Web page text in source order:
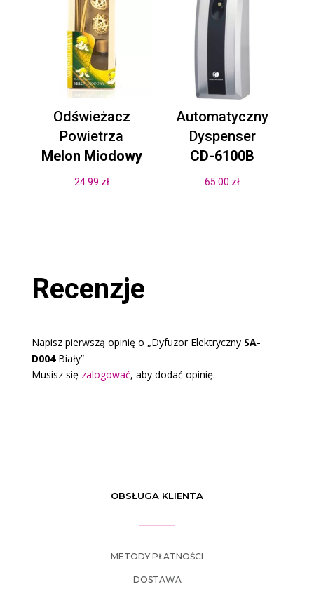
Odświeżacz
Powietrza
Melon Miodowy
24.99 zł
Automatyczny
Dyspenser
CD-6100B
65.00 zł
Recenzje
Napisz pierwszą opinię o „Dyfuzor Elektryczny SA-
D004Biały”
Musisz się zalogować, aby dodać opinię.
OBSŁUGA KLIENTA
METODY PŁATNOŚCI
DOSTAWA